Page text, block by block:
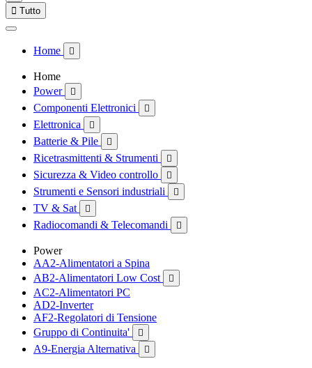
 Tutto
Home 
Home
Power

Componenti Elettronici 
Elettronica 
Batterie & Pile 
Ricetrasmittenti & Strumenti 
Sicurezza & Video controllo 
Strumenti e Sensori industriali 
TV & Sat 
Radiocomandi & Telecomandi 
Power
AA2-Alimentatori a Spina
AB2-Alimentatori Low Cost

AC2-Alimentatori PC
AD2-Inverter
AF2-Regolatori di Tensione
Gruppo di Continuita'

A9-Energia Alternativa 